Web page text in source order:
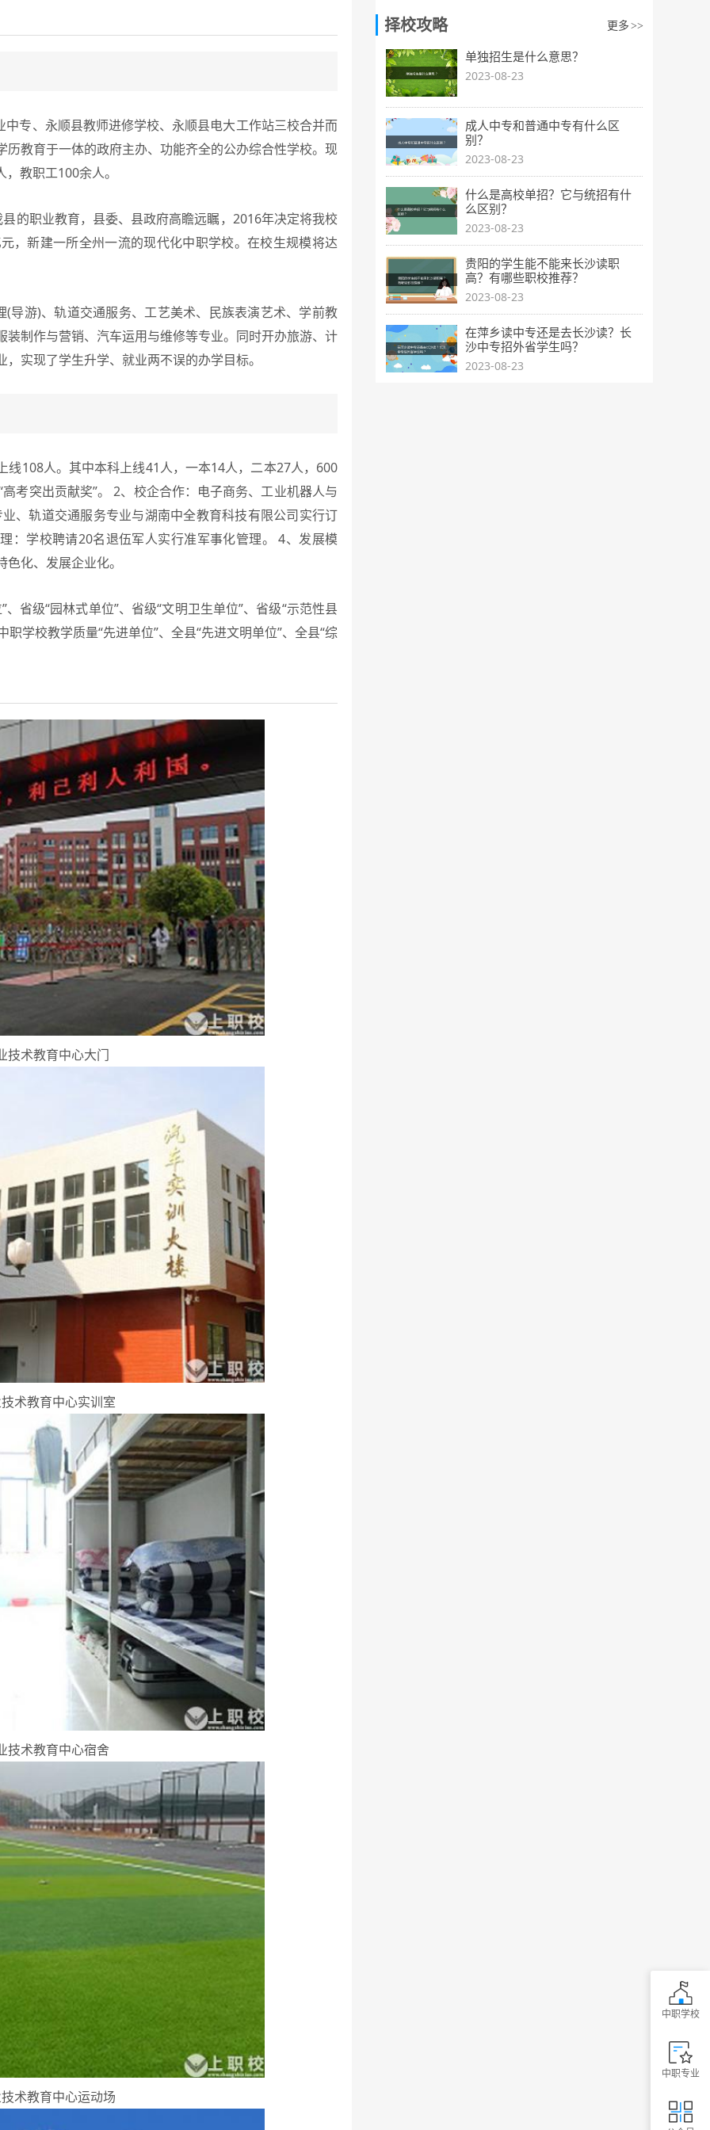
、永顺县教师进修学校、永顺县电大工作站三校合并而
教育于一体的政府主办、功能齐全的公办综合性学校。现
教职工100余人。
职业教育，县委、县政府高瞻远瞩，2016年决定将我校
，新建一所全州一流的现代化中职学校。在校生规模将达
游)、轨道交通服务、工艺美术、民族表演艺术、学前教
制作与营销、汽车运用与维修等专业。同时开办旅游、计
实现了学生升学、就业两不误的办学目标。
人。其中本科上线41人，一本14人，二本27人，600
考突出贡献奖”。 2、校企合作：电子商务、工业机器人与
、轨道交通服务专业与湖南中全教育科技有限公司实行订
：学校聘请20名退伍军人实行准军事化管理。 4、发展模
化、发展企业化。
、省级“园林式单位”、省级“文明卫生单位”、省级“示范性县
学校教学质量“先进单位”、全县“先进文明单位”、全县“综
技术教育中心大门
术教育中心实训室
技术教育中心宿舍
术教育中心运动场
择校攻略 更多 >>
单独招生是什么意思？
2023-08-23
成人中专和普通中专有什么区
别？
2023-08-23
什么是高校单招？它与统招有什
么区别？
2023-08-23
贵阳的学生能不能来长沙读职
高？有哪些职校推荐？
2023-08-23
在萍乡读中专还是去长沙读？长
沙中专招外省学生吗？
2023-08-23
中职学校
中职专业